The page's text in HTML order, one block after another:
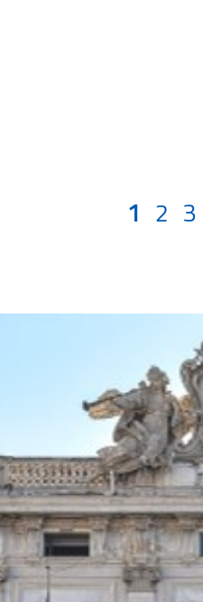
1 2 3